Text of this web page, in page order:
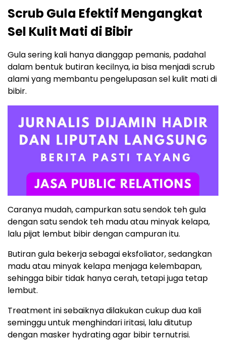
Scrub Gula Efektif Mengangkat
Sel Kulit Mati di Bibir
Gula sering kali hanya dianggap pemanis, padahal
dalam bentuk butiran kecilnya, ia bisa menjadi scrub
alami yang membantu pengelupasan sel kulit mati di
bibir.
Caranya mudah, campurkan satu sendok teh gula
dengan satu sendok teh madu atau minyak kelapa,
lalu pijat lembut bibir dengan campuran itu.
Butiran gula bekerja sebagai eksfoliator, sedangkan
madu atau minyak kelapa menjaga kelembapan,
sehingga bibir tidak hanya cerah, tetapi juga tetap
lembut.
Treatment ini sebaiknya dilakukan cukup dua kali
seminggu untuk menghindari iritasi, lalu ditutup
dengan masker hydrating agar bibir ternutrisi.